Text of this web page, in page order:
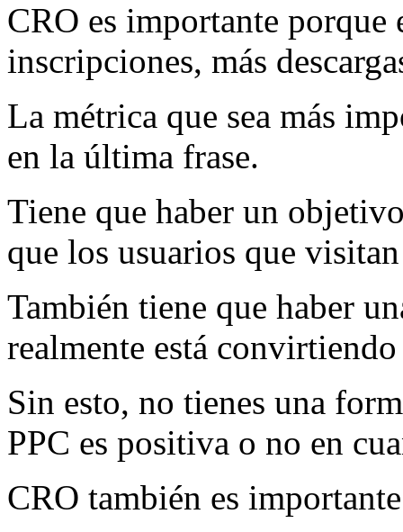
CRO es importante porque
inscripciones, más
La métrica que sea más
en la última frase.
Tiene que haber un
que los usuarios que
También tiene que haber
realmente está
Sin esto, no tienes una
PPC es positiva o no en
CRO también es